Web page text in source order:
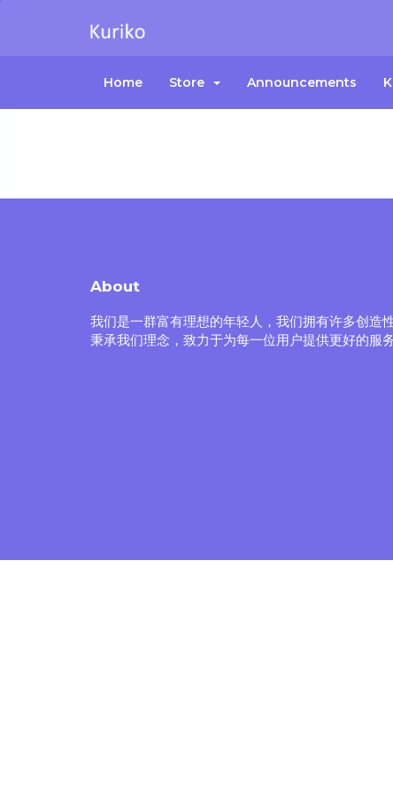
Home Store Announcements
About
我们是一群富有理想的年轻人，我们拥有许多创造
秉承我们理念，致力于为每一位用户提供更好的服务